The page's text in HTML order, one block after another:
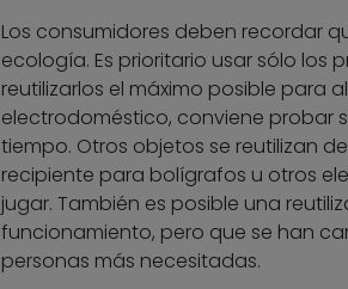
Los consumidores deben recordar
ecología. Es prioritario usar sólo los
reutilizarlos el máximo posible para
electrodoméstico, conviene probar
tiempo. Otros objetos se reutilizan
recipiente para bolígrafos u otros
jugar. También es posible una
funcionamiento, pero que se han
personas más necesitadas.